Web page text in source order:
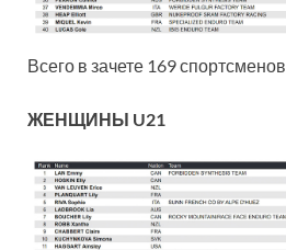
Всего в зачете 169 спортсменов
ЖЕНЩИНЫ U21